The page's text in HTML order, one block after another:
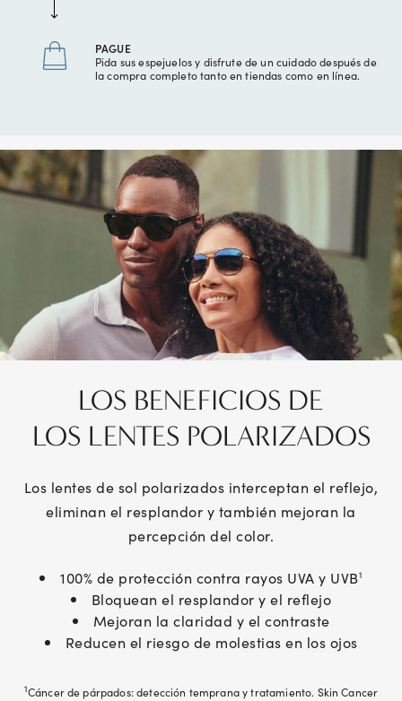
PAGUE
Pida sus espejuelos y disfrute de un cuidado después de
la compra completo tanto en tiendas como en línea.
LOS BENEFICIOS DE
LOS LENTES POLARIZADOS
Los lentes de sol polarizados interceptan el reflejo,
eliminan el resplandor y también mejoran la
percepción del color.
100% de protección contra rayos UVA y UVB1
Bloquean el resplandor y el reflejo
Mejoran la claridad y el contraste
Reducen el riesgo de molestias en los ojos
1Cáncer de párpados: detección temprana y tratamiento. Skin Cancer